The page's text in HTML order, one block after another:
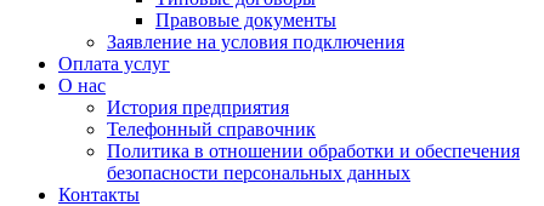
Правовые документы
Заявление на условия подключения
Оплата услуг
О нас
История предприятия
Телефонный справочник
Политика в отношении обработки и обеспечения
безопасности персональных данных
Контакты